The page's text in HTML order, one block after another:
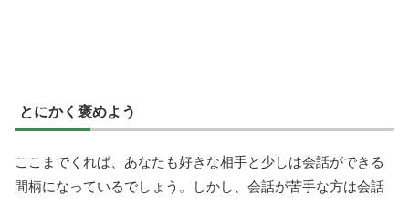
とにかく褒めよう
ここまでくれば、あなたも好きな相手と少しは会話ができる
間柄になっているでしょう。しかし、会話が苦手な方は会話